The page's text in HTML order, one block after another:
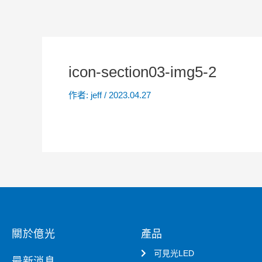
icon-section03-img5-2
作者: jeff/ 2023.04.27
關於億光 產品
可見光LED